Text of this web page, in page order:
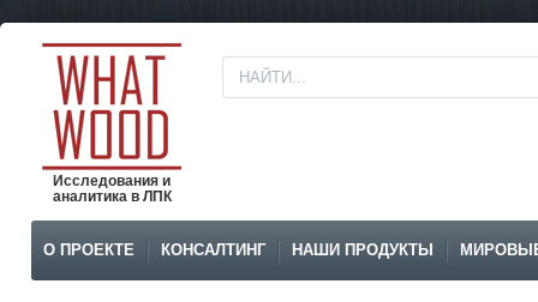
Исследования и
аналитика в ЛПК
О ПРОЕКТЕ КОНСАЛТИНГ НАШИ ПРОДУКТЫ